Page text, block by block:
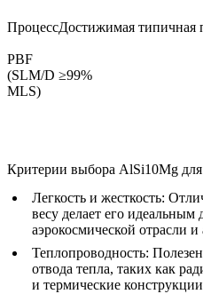
ПроцессДостижимая типичная
PBF
(SLM/D
MLS)
≥99%
Критерии выбора AlSi10Mg
Легкость и жесткость:
весу делает его идеальным
аэрокосмической отрасли и
Теплопроводность:
отвода тепла, таких как
и термические